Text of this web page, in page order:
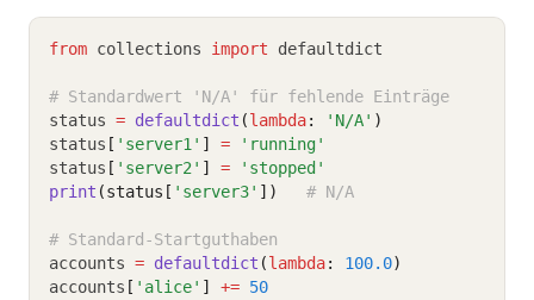
from collections import defaultdict
# Standardwert 'N/A' für fehlende Einträge
status = defaultdict (lambda: 'N/A' )
status [ 'server1' ] =
'running'
status [ 'server2' ] =
'stopped'
print (status[ 'server3' ]) # N/A
# Standard-Startguthaben
accounts = defaultdict (lambda: 100.0)
accounts [ 'alice' ] += 50